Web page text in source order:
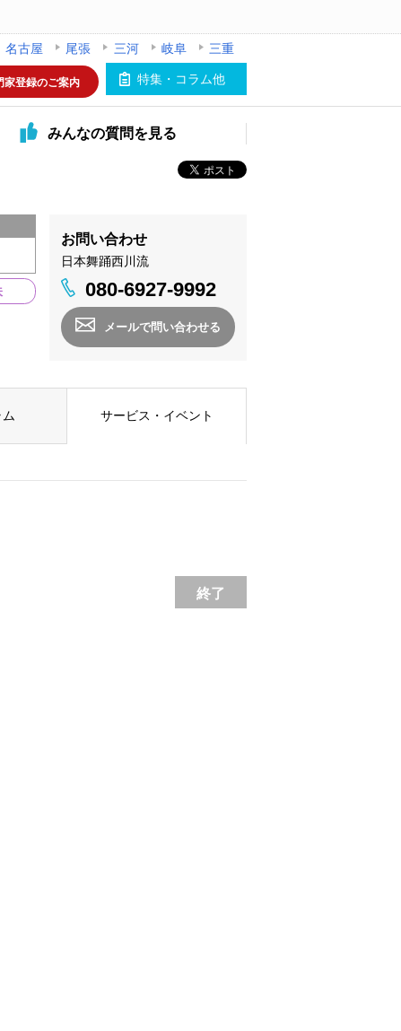
名古屋 尾張 三河 岐阜
三重
特集・コラム他
家登録のご案内
みんなの質問を見る
お問い合わせ
日本舞踊西川流
080-6927-9992
メールで問い合わせる
サービス・イベント
終了